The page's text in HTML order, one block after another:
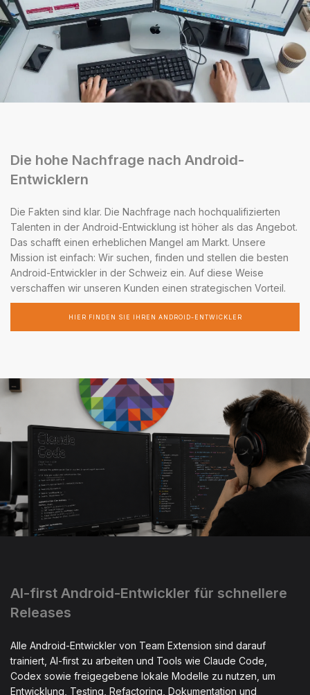
Die hohe Nachfrage nach Android-
Entwicklern
Die Fakten sind klar. Die Nachfrage nach hochqualifizierten
Talenten in der Android-Entwicklung ist höher als das Angebot.
Das schafft einen erheblichen Mangel am Markt. Unsere
Mission ist einfach: Wir suchen, finden und stellen die besten
Android-Entwickler in der Schweiz ein. Auf diese Weise
verschaffen wir unseren Kunden einen strategischen Vorteil.
HIER FINDEN SIE IHREN ANDROID-ENTWICKLER
AI-first Android-Entwickler für schnellere
Releases
Alle Android-Entwickler von Team Extension sind darauf
trainiert, AI-first zu arbeiten und Tools wie Claude Code,
Codex sowie freigegebene lokale Modelle zu nutzen, um
Entwicklung, Testing, Refactoring, Dokumentation und